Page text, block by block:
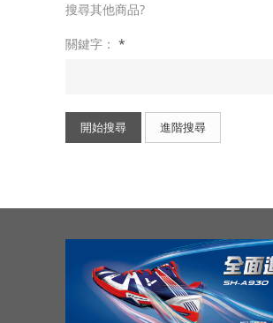
搜尋其他商品?
關鍵字： *
開始搜尋 進階搜尋